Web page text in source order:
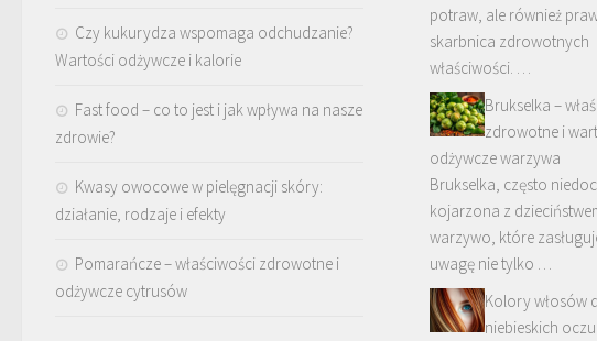
Czy kukurydza wspomaga odchudzanie?
Wartości odżywcze i kalorie
Fast food – co to jest i jak wpływa na nasze
zdrowie?
Kwasy owocowe w pielęgnacji skóry:
działanie, rodzaje i efekty
Pomarańcze – właściwości zdrowotne i
odżywcze cytrusów
potraw, ale również
skarbnica zdrowotnych
właściwości. …
Brukselka –
zdrowotne i
odżywcze warzywa
Brukselka, często
kojarzona z
warzywo, które
uwagę nie tylko …
Kolory włosów
niebieskich